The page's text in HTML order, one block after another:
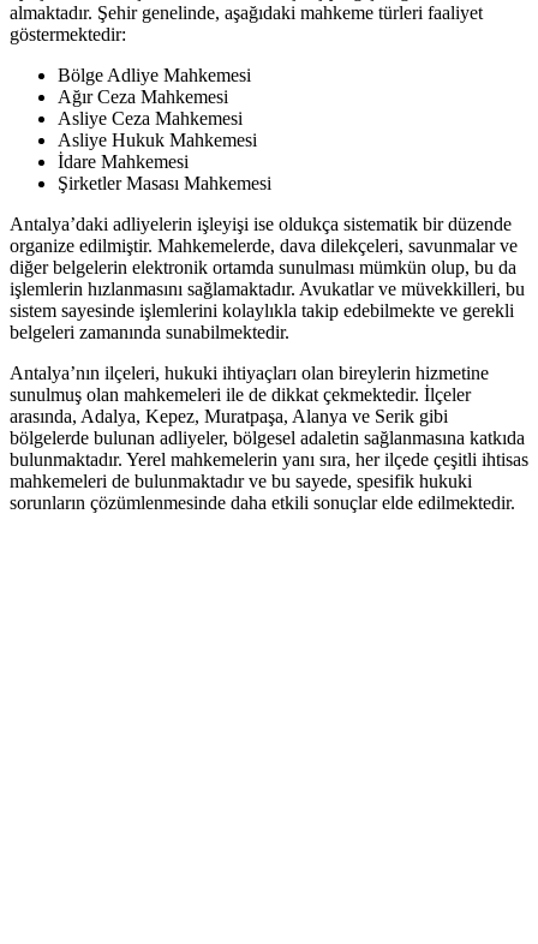
almaktadır. Şehir‍ genelinde, aşağıdaki mahkeme ⁢türleri faaliyet⁢
göstermektedir:
Bölge Adliye Mahkemesi
Ağır Ceza Mahkemesi
Asliye Ceza Mahkemesi
Asliye ‍Hukuk Mahkemesi
İdare Mahkemesi
Şirketler ‌Masası Mahkemesi
Antalya’daki ‍adliyelerin işleyişi ise oldukça sistematik bir ⁢düzende
organize edilmiştir.⁢ Mahkemelerde, dava dilekçeleri, savunmalar ve
diğer‍ belgelerin elektronik ortamda sunulması mümkün‌ olup, bu⁢ da
işlemlerin⁤ hızlanmasını ‍sağlamaktadır. ‌Avukatlar ve müvekkilleri, bu
sistem sayesinde ⁢işlemlerini kolaylıkla takip edebilmekte ve ⁤gerekli
belgeleri zamanında sunabilmektedir.
Antalya’nın ilçeleri, hukuki ihtiyaçları⁣ olan⁤ bireylerin hizmetine
sunulmuş olan mahkemeleri ile de‌ dikkat çekmektedir. İlçeler
arasında, Adalya, Kepez, Muratpaşa, Alanya ve Serik gibi
⁤bölgelerde bulunan adliyeler, bölgesel⁣ adaletin sağlanmasına ⁢katkıda⁢
bulunmaktadır. Yerel mahkemelerin yanı‌ sıra, her ilçede çeşitli ihtisas
mahkemeleri de bulunmaktadır ve bu sayede, spesifik hukuki⁤
sorunların çözümlenmesinde daha etkili sonuçlar elde edilmektedir.